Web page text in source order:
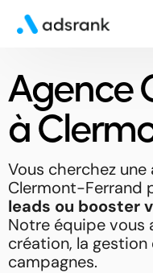
Agence
à
Vous cherchez une
Clermont-Ferrand
leads ou booster
Notre équipe vous
création, la
campagnes.